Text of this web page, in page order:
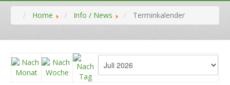
Home Info / News Terminkalender